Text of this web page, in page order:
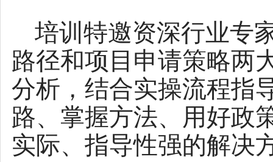
培训特邀资深行业专
路径和项目申请策略两
分析，结合实操流程指
路、掌握方法、用好政
实际、指导性强的解决